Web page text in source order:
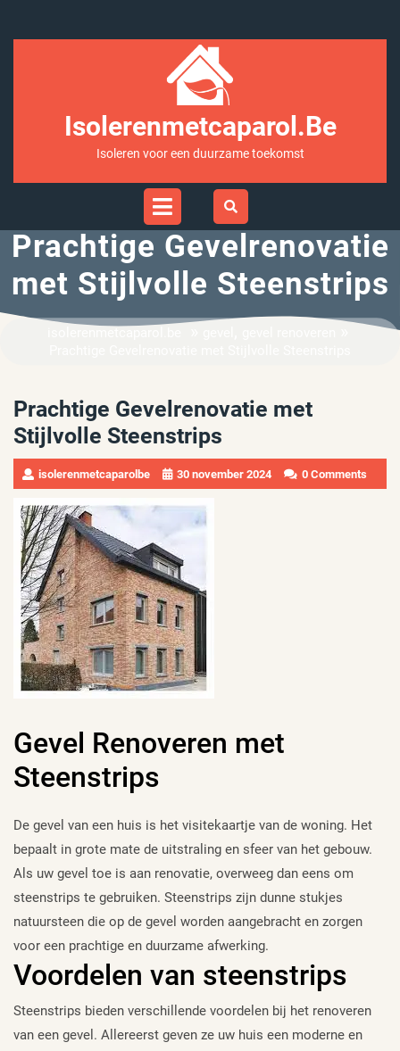
Isolerenmetcaparol.be
Isoleren voor een duurzame toekomst
Open
Prachtige Gevelrenovatie
met Stijlvolle Steenstrips
Prachtige Gevelrenovatie met
Stijlvolle Steenstrips
isolerenmetcaparolbe 30 november 2024 0 Comments
Gevel Renoveren met
Steenstrips
De gevel van een huis is het visitekaartje van de woning. Het
bepaalt in grote mate de uitstraling en sfeer van het gebouw.
Als uw gevel toe is aan renovatie, overweeg dan eens om
steenstrips te gebruiken. Steenstrips zijn dunne stukjes
natuursteen die op de gevel worden aangebracht en zorgen
voor een prachtige en duurzame afwerking.
Voordelen van steenstrips
Steenstrips bieden verschillende voordelen bij het renoveren
van een gevel. Allereerst geven ze uw huis een moderne en